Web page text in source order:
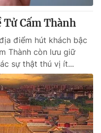
Cấm Thành
điểm hút khách bậc
Thành còn lưu giữ
sự thật thú vị ít...